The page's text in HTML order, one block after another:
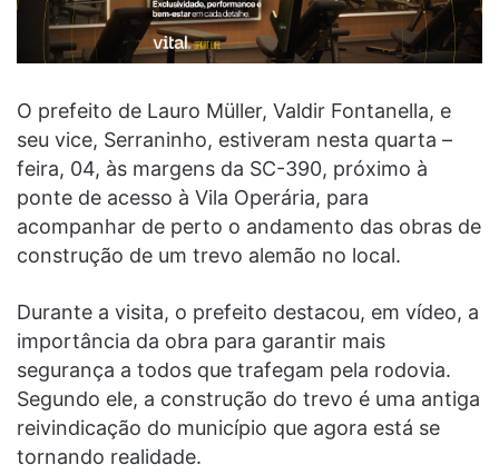
O prefeito de Lauro Müller, Valdir Fontanella, e
seu vice, Serraninho, estiveram nesta quarta –
feira, 04, às margens da SC-390, próximo à
ponte de acesso à Vila Operária, para
acompanhar de perto o andamento das obras de
construção de um trevo alemão no local.
Durante a visita, o prefeito destacou, em vídeo, a
importância da obra para garantir mais
segurança a todos que trafegam pela rodovia.
Segundo ele, a construção do trevo é uma antiga
reivindicação do município que agora está se
tornando realidade.